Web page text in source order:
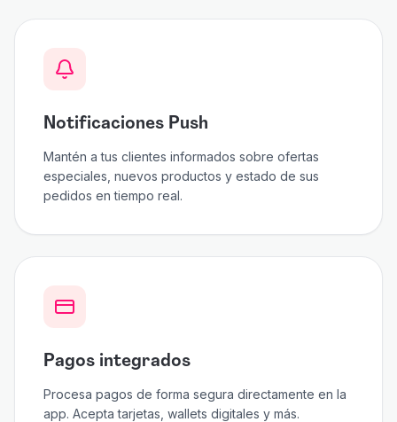
Notificaciones Push
Mantén a tus clientes informados sobre ofertas
especiales, nuevos productos y estado de sus
pedidos en tiempo real.
Pagos integrados
Procesa pagos de forma segura directamente en la
app. Acepta tarjetas, wallets digitales y más.